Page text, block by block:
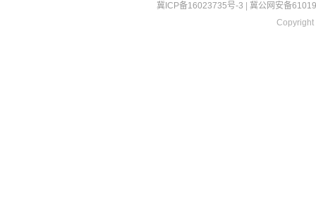
冀ICP备16023735号-3
冀公网安备